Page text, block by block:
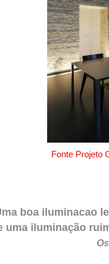
Fonte Projeto
boa iluminacao
uma iluminação